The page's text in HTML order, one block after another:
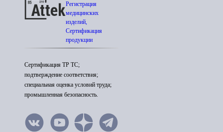
Регистрация
медицинских
изделий,
Сертификация
продукции
Сертификация ТР ТС;
подтверждение соответствия;
специальная оценка условий труда;
промышленная безопасность.